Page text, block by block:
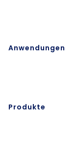
Anwendungen
Produkte